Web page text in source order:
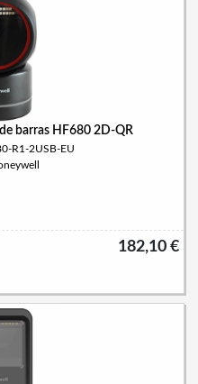
barras HF680 2D-QR
R1-2USB-EU
182,10 €